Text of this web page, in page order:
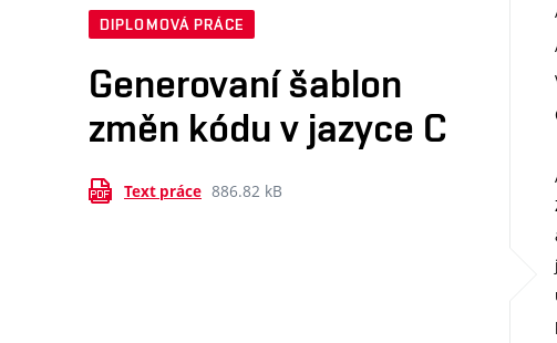
DIPLOMOVÁ PRÁCE
Generovaní šablon
změn kódu v jazyce C
Text práce 886.82 kB